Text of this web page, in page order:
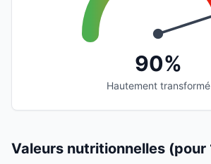
90%
Hautement transformé
Valeurs nutritionnelles (pour